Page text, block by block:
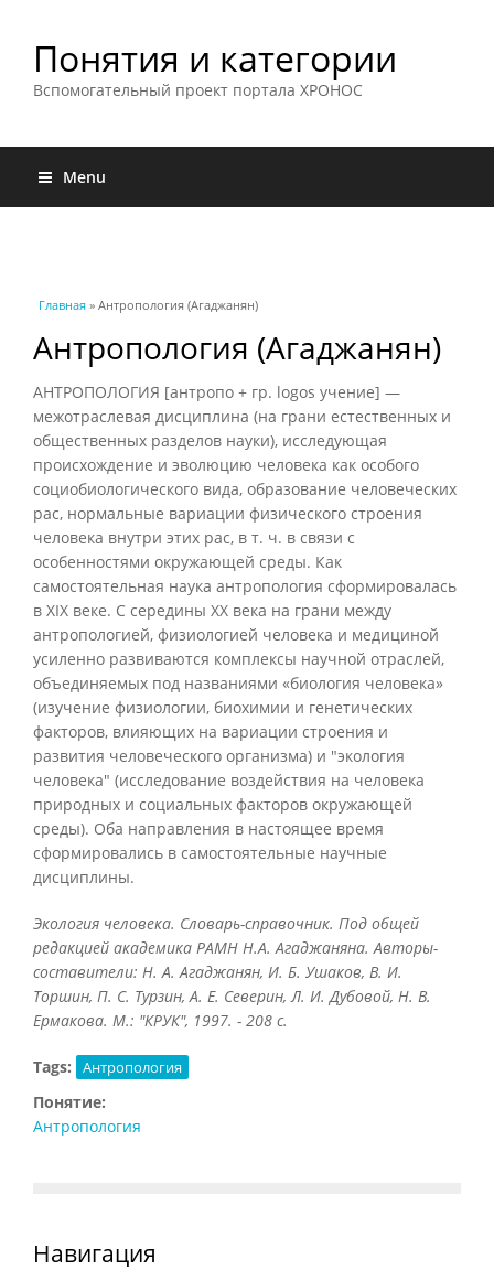
Понятия и категории
Вспомогательный проект портала ХРОНОС
Menu
Вы здесь
Главная » Антропология (Агаджанян)
Антропология (Агаджанян)
АНТРОПОЛОГИЯ [антропо + гр. logos учение] —
межотраслевая дисциплина (на грани естественных и
общественных разделов науки), исследующая
происхождение и эволюцию человека как особого
социобиологического вида, образование человеческих
рас, нормальные вариации физического строения
человека внутри этих рас, в т. ч. в связи с
особенностями окружающей среды. Как
самостоятельная наука антропология сформировалась
в XIX веке. С середины XX века на грани между
антропологией, физиологией человека и медициной
усиленно развиваются комплексы научной отраслей,
объединяемых под названиями «биология человека»
(изучение физиологии, биохимии и генетических
факторов, влияющих на вариации строения и
развития человеческого организма) и "экология
человека" (исследование воздействия на человека
природных и социальных факторов окружающей
среды). Оба направления в настоящее время
сформировались в самостоятельные научные
дисциплины.
Экология человека. Словарь-справочник. Под общей
редакцией академика РАМН Н.А. Агаджаняна. Авторы-
составители: Н. А. Агаджанян, И. Б. Ушаков, В. И.
Торшин, П. С. Турзин, А. Е. Северин, Л. И. Дубовой, Н. В.
Ермакова. М.: "КРУК", 1997. - 208 с.
Tags: Антропология
Понятие:
Антропология
Навигация